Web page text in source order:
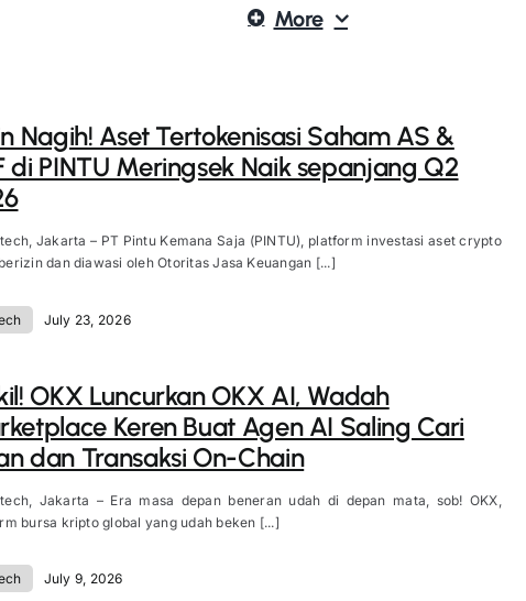
More
Nagih! Aset Tertokenisasi Saham AS &
di PINTU Meringsek Naik sepanjang Q2
Jakarta – PT Pintu Kemana Saja (PINTU), platform investasi aset crypto
dan diawasi oleh Otoritas Jasa Keuangan [...]
July 23, 2026
OKX Luncurkan OKX AI, Wadah
Keren Buat Agen AI Saling Cari
dan Transaksi On-Chain
Jakarta – Era masa depan beneran udah di depan mata, sob! OKX,
bursa kripto global yang udah beken [...]
July 9, 2026